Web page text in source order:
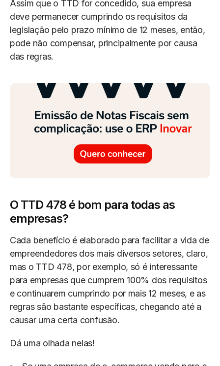
Assim que o TTD for concedido, sua empresa
deve permanecer cumprindo os requisitos da
legislação pelo prazo mínimo de 12 meses, então,
pode não compensar, principalmente por causa
das regras.
O TTD 478 é bom para todas as
empresas?
Cada benefício é elaborado para facilitar a vida de
empreendedores dos mais diversos setores, claro,
mas o TTD 478, por exemplo, só é interessante
para empresas que cumprem 100% dos requisitos
e continuarem cumprindo por mais 12 meses, e as
regras são bastante específicas, chegando até a
causar uma certa confusão.
Dá uma olhada nelas!